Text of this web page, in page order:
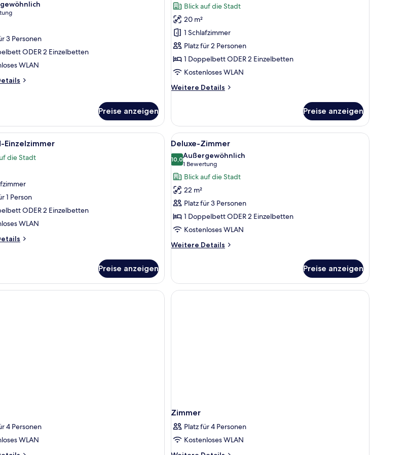
3 Personen
ODER 2 Einzelbetten
WLAN
Preise anzeigen
für
Junior-
Suite,
Whirlpool
anzeigen
Blick auf die Stadt
20 m²
1 Schlafzimmer
Platz für 2 Personen
1 Doppelbett ODER 2 Einzelbetten
Kostenloses WLAN
Weitere Details
Weitere
Suite,
Whirlpool
Preise anzeigen
einem Schreibtisch, einem Kleiderschrank und Meerblick.
Ein Hotelzimmer mit Bett, Schreibtisch, Stuhl, Fernseher und einem fensterbepflanzten Fenster.
Einzelzimmer
die Stadt
1 Person
ODER 2 Einzelbetten
WLAN
Preise anzeigen
Alle
Fotos
für
Deluxe-
Zimmer
anzeigen
Ein modernes Hotelzimmer mit Bett,
8
Deluxe-Zimmer
10,010,0 von 10
Außergewöhnlich
1 Bewertung
(1
Bewertung)
Blick auf die Stadt
22 m²
Platz für 3 Personen
1 Doppelbett ODER 2 Einzelbetten
Kostenloses WLAN
Weitere Details
Weitere
Zimmer
Preise anzeigen
4 Personen
WLAN
Zimmer
Platz für 4 Personen
Kostenloses WLAN